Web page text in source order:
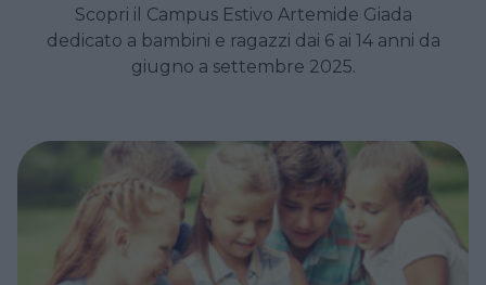
Scopri il Campus Estivo Artemide Giada
dedicato a bambini e ragazzi dai 6 ai 14 anni da
giugno a settembre 2025.